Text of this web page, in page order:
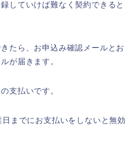
していけば難なく契約できると
たら、お申込み確認メールとお
が届きます。
支払いです。
までにお支払いをしないと無効